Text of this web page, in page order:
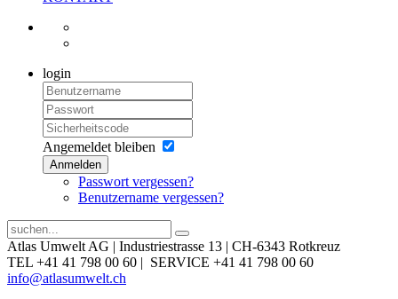
login
Angemeldet bleiben
Anmelden
Passwort vergessen?
Benutzername vergessen?
Atlas Umwelt AG | Industriestrasse 13 | CH-6343 Rotkreuz
TEL +41 41 798 00 60 | SERVICE +41 41 798 00 60
info@atlasumwelt.ch